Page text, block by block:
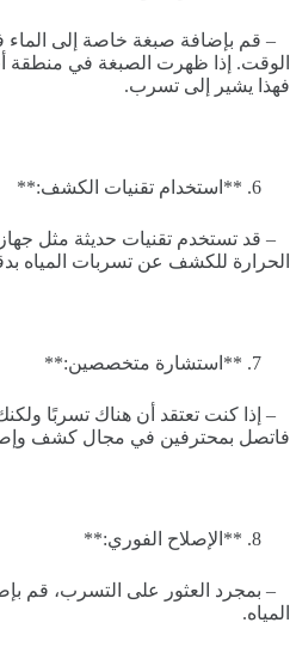
– قم بإضافة صبغة خاصة إلى
الوقت. إذا ظهرت الصبغة في منطقة
فهذا يشير إلى تسرب.
**استخدام تقنيات الكشف:**
– قد تستخدم تقنيات حديثة مثل
الحرارة للكشف عن تسربات المياه
**استشارة متخصصين:**
– إذا كنت تعتقد أن هناك تسربًا
فاتصل بمحترفين في مجال كشف
**الإصلاح الفوري:**
– بمجرد العثور على التسرب، قم
المياه.